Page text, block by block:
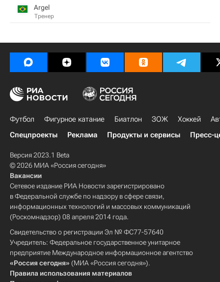
Argel
Тренер
Футбол Фигурное катание Биатлон ЗОЖ Хоккей
Спецпроекты
Реклама Продукты и сервисы Пресс-
Версия 2023.1 Beta
© 2026 МИА «Россия сегодня»
Вакансии
Сетевое издание РИА Новости зарегистрировано
в Федеральной службе по надзору в сфере связи,
информационных технологий и массовых коммуникаций
(Роскомнадзор) 08 апреля 2014 года.
Свидетельство о регистрации Эл № ФС77-57640
Учредитель: Федеральное государственное унитарное
предприятие Международное информационное агентство
«Россия сегодня» (МИА «Россия сегодня»).
Правила использования материалов